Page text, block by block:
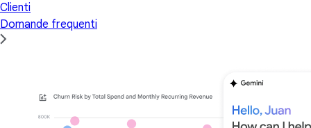
Clienti
Domande frequenti